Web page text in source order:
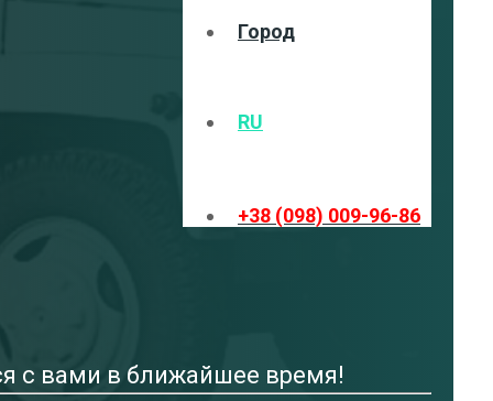
Город
RU
+38 (098) 009-96-86
с вами в ближайшее время!